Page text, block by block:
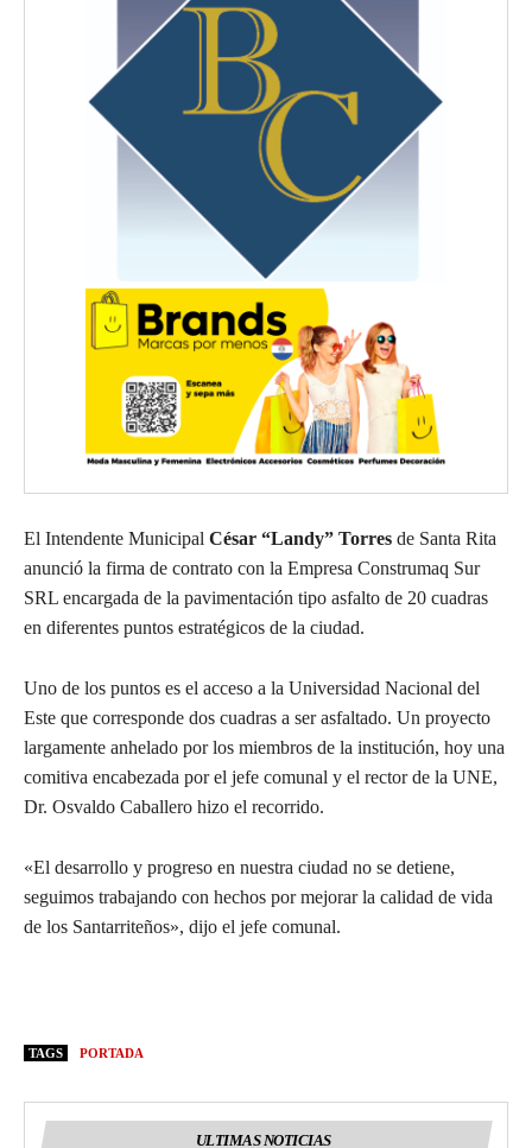
El Intendente Municipal César “Landy” Torres de Santa Rita
anunció la firma de contrato con la Empresa Construmaq Sur
SRL encargada de la pavimentación tipo asfalto de 20 cuadras
en diferentes puntos estratégicos de la ciudad.
Uno de los puntos es el acceso a la Universidad Nacional del
Este que corresponde dos cuadras a ser asfaltado. Un proyecto
largamente anhelado por los miembros de la institución, hoy una
comitiva encabezada por el jefe comunal y el rector de la UNE,
Dr. Osvaldo Caballero hizo el recorrido.
«El desarrollo y progreso en nuestra ciudad no se detiene,
seguimos trabajando con hechos por mejorar la calidad de vida
de los Santarriteños», dijo el jefe comunal.
TAGS PORTADA
ULTIMAS NOTICIAS